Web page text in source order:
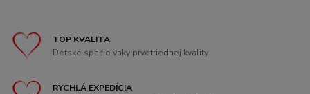
TOP KVALITA
Detské spacie vaky prvotriednej kvality
RYCHLÁ EXPEDÍCIA